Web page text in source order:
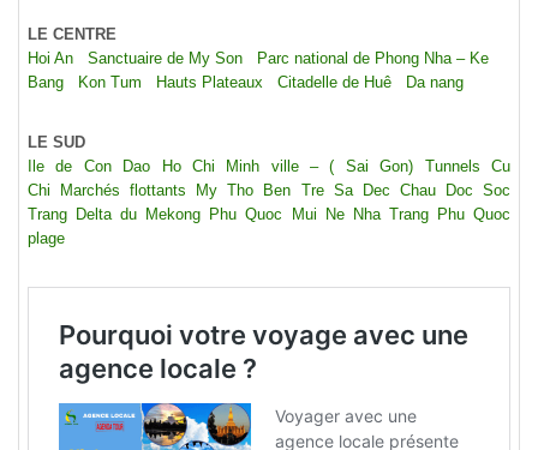
LE CENTRE
Hoi An
Sanctuaire de My Son
Parc national de Phong Nha – Ke
Bang
Kon Tum Hauts Plateaux Citadelle de Huê Da nang
LE SUD
Ile de Con Dao
Ho Chi Minh ville – ( Sai Gon) Tunnels Cu
Chi
Marchés flottants My Tho Ben Tre Sa Dec Chau DocSoc
Trang Delta du Mekong Phu Quoc Mui Ne Nha Trang Phu Quoc
plage